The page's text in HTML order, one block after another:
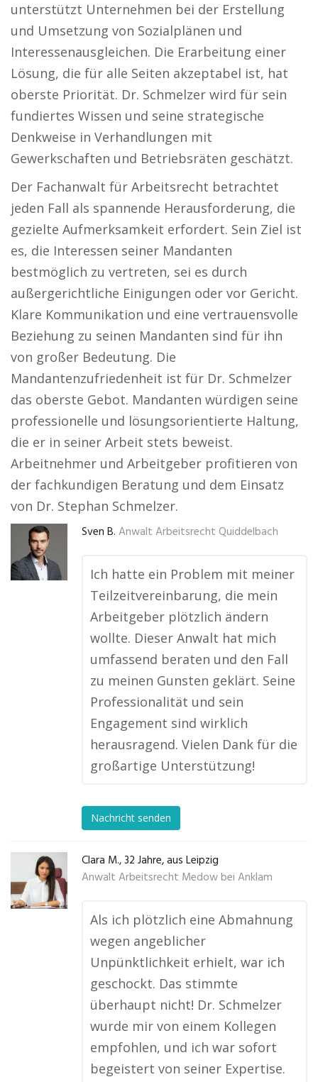
unterstützt Unternehmen bei der Erstellung
und Umsetzung von Sozialplänen und
Interessenausgleichen. Die Erarbeitung einer
Lösung, die für alle Seiten akzeptabel ist, hat
oberste Priorität. Dr. Schmelzer wird für sein
fundiertes Wissen und seine strategische
Denkweise in Verhandlungen mit
Gewerkschaften und Betriebsräten geschätzt.
Der Fachanwalt für Arbeitsrecht betrachtet
jeden Fall als spannende Herausforderung, die
gezielte Aufmerksamkeit erfordert. Sein Ziel ist
es, die Interessen seiner Mandanten
bestmöglich zu vertreten, sei es durch
außergerichtliche Einigungen oder vor Gericht.
Klare Kommunikation und eine vertrauensvolle
Beziehung zu seinen Mandanten sind für ihn
von großer Bedeutung. Die
Mandantenzufriedenheit ist für Dr. Schmelzer
das oberste Gebot. Mandanten würdigen seine
professionelle und lösungsorientierte Haltung,
die er in seiner Arbeit stets beweist.
Arbeitnehmer und Arbeitgeber profitieren von
der fachkundigen Beratung und dem Einsatz
von Dr. Stephan Schmelzer.
Sven B. Anwalt Arbeitsrecht Quiddelbach
Ich hatte ein Problem mit meiner
Teilzeitvereinbarung, die mein
Arbeitgeber plötzlich ändern
wollte. Dieser Anwalt hat mich
umfassend beraten und den Fall
zu meinen Gunsten geklärt. Seine
Professionalität und sein
Engagement sind wirklich
herausragend. Vielen Dank für die
großartige Unterstützung!
Nachricht senden
Clara M., 32 Jahre, aus Leipzig
Anwalt Arbeitsrecht Medow bei Anklam
Als ich plötzlich eine Abmahnung
wegen angeblicher
Unpünktlichkeit erhielt, war ich
geschockt. Das stimmte
überhaupt nicht! Dr. Schmelzer
wurde mir von einem Kollegen
empfohlen, und ich war sofort
begeistert von seiner Expertise.